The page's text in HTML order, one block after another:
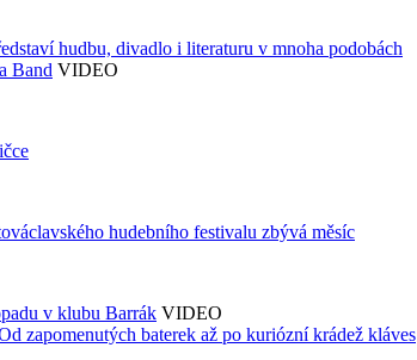
hudbu, divadlo i literaturu v mnoha podobách
Band VIDEO
hudebního festivalu zbývá měsíc
v klubu Barrák VIDEO
zapomenutých baterek až po kuriózní krádež kláves